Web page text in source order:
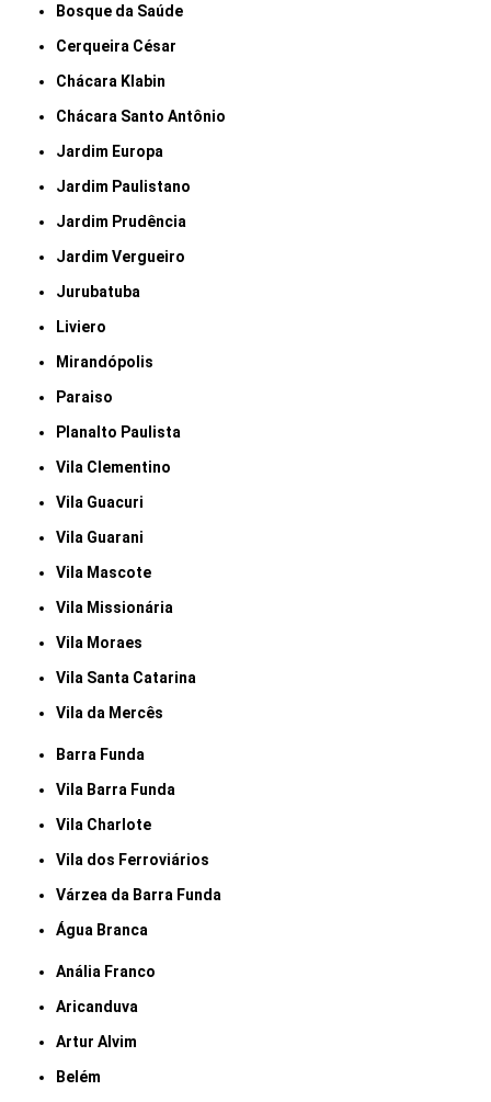
Bosque da Saúde
Cerqueira César
Chácara Klabin
Chácara Santo Antônio
Jardim Europa
Jardim Paulistano
Jardim Prudência
Jardim Vergueiro
Jurubatuba
Liviero
Mirandópolis
Paraiso
Planalto Paulista
Vila Clementino
Vila Guacuri
Vila Guarani
Vila Mascote
Vila Missionária
Vila Moraes
Vila Santa Catarina
Vila da Mercês
Barra Funda
Vila Barra Funda
Vila Charlote
Vila dos Ferroviários
Várzea da Barra Funda
Água Branca
Anália Franco
Aricanduva
Artur Alvim
Belém